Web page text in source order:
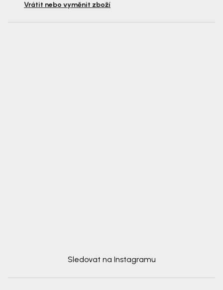
Vrátit nebo vyměnit zboží
Sledovat na Instagramu